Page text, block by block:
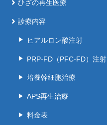
ひざの再生医療
診療内容
ヒアルロン酸注射
PRP-FD（PFC-FD）注射
培養幹細胞治療
APS再生治療
料金表